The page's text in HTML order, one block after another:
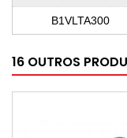
B1VLTA300
16 OUTROS